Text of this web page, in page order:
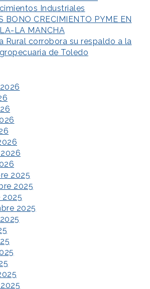
Industriales
BONO CRECIMIENTO PYME EN
LA MANCHA
Rural corrobora su respaldo a la
de Toledo
2025
2025
2025